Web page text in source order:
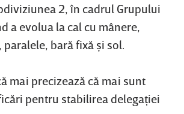
2, în cadrul Grupului
a evolua la cal cu mânere,
bară fixă şi sol.
mai precizează că mai sunt
pentru stabilirea delegaţiei